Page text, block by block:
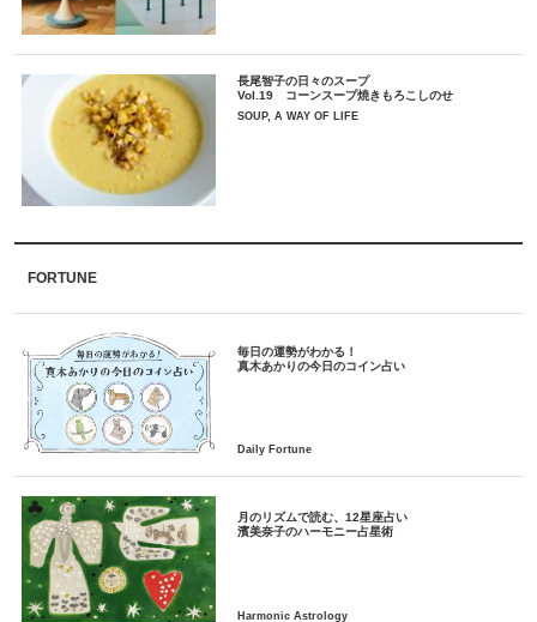
長尾智子の日々のスープ
Vol.19 コーンスープ焼きもろこしのせ
SOUP, A WAY OF LIFE
FORTUNE
毎日の運勢がわかる！
月のリズムで読む、12星座占い